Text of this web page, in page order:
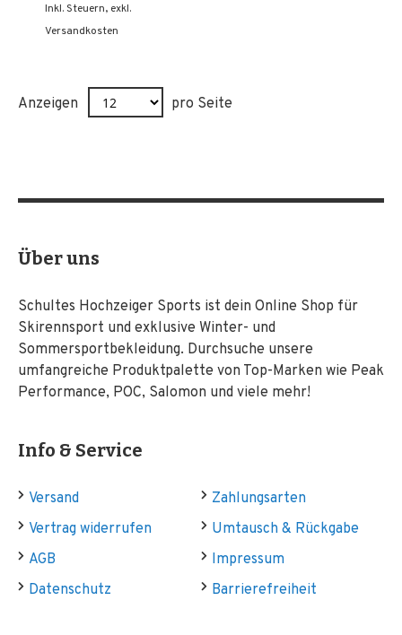
Inkl. Steuern, exkl.
Versandkosten
Anzeigen pro Seite
Über uns
Schultes Hochzeiger Sports ist dein Online Shop für
Skirennsport und exklusive Winter- und
Sommersportbekleidung. Durchsuche unsere
umfangreiche Produktpalette von Top-Marken wie Peak
Performance, POC, Salomon und viele mehr!
Info & Service
Versand
Zahlungsarten
Vertrag widerrufen
Umtausch & Rückgabe
AGB
Impressum
Datenschutz
Barrierefreiheit